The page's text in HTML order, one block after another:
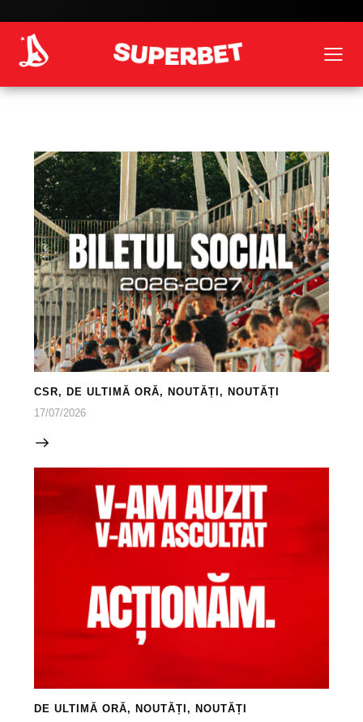
CSR, DE ULTIMĂ ORĂ, NOUTĂȚI , NOUTĂȚI
17/07/2026
DE ULTIMĂ ORĂ, NOUTĂȚI , NOUTĂȚI